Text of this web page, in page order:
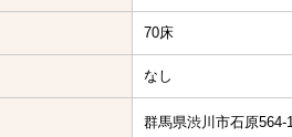
70床
なし
群馬県渋川市石原564-1